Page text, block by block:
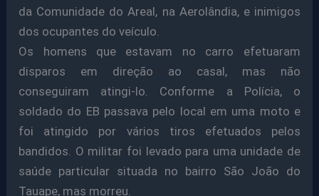
da Comunidade do Areal, na Aerolândia, e inimigos
dos ocupantes do veículo.
Os homens que estavam no carro efetuaram
disparos em direção ao casal, mas não
conseguiram atingi-lo. Conforme a Polícia, o
soldado do EB passava pelo local em uma moto e
foi atingido por vários tiros efetuados pelos
bandidos. O militar foi levado para uma unidade de
saúde particular situada no bairro São João do
Tauape, mas morreu.